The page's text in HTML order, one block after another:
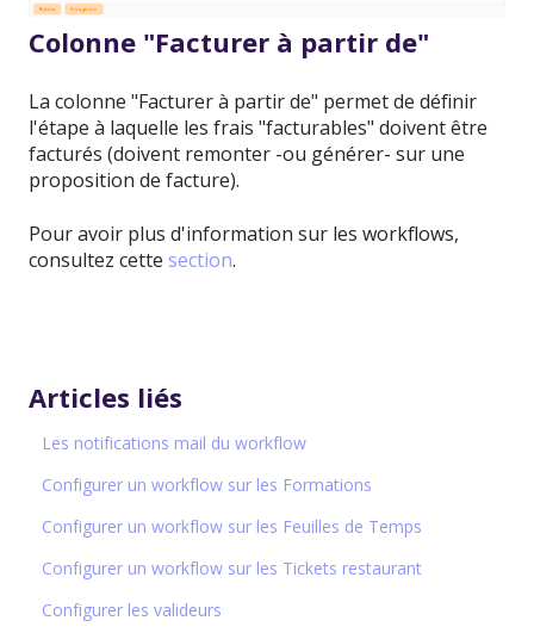
Colonne "Facturer à partir de"
La colonne "Facturer à partir de" permet de définir
l'étape à laquelle les frais "facturables" doivent être
facturés (doivent remonter -ou générer- sur une
proposition de facture).
Pour avoir plus d'information sur les workflows,
consultez cette section.
Articles liés
Les notifications mail du workflow
Configurer un workflow sur les Formations
Configurer un workflow sur les Feuilles de Temps
Configurer un workflow sur les Tickets restaurant
Configurer les valideurs